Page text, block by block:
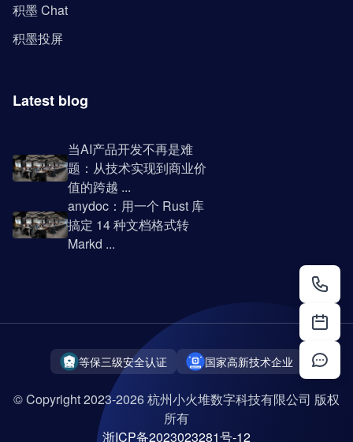
积墨 Chat
积墨投屏
Latest blog
当AI产品开发不再是难
题：从技术实现到商业价
值的跨越 ...
anydoc：用一个 Rust 库
搞定 14 种文档格式转
Markd ...
等保三级安全认证 国家高新技术企业
© Copyright 2023-2026 杭州小火堆数字科技有限公司 版权
所有
浙ICP备2023023281号-12